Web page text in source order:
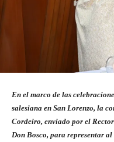
En el marco de las
salesiana en San Lorenzo, la
Cordeiro, enviado por el
Don Bosco, para representar